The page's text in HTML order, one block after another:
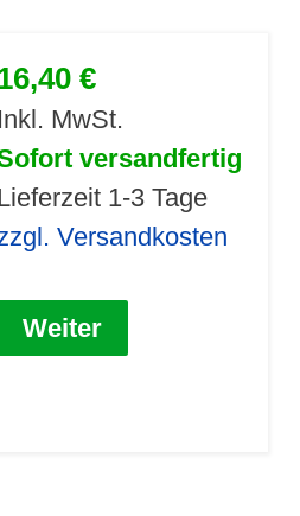
€
Inkl. MwSt.
versandfertig
1-3 Tage
Versandkosten
Weiter